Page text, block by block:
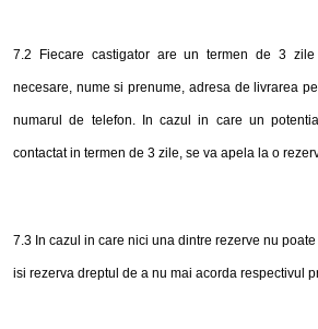
7.2 Fiecare castigatorare un termen de 3 zile
necesare, nume si prenume, adresa de livrarea
numarul de telefon. In cazul in care un
contactat in termen de 3 zile, se va apela la o
7.3 In cazul in care nici una dintre rezerve nu
isi rezerva dreptul de a nu mai acorda respectivul